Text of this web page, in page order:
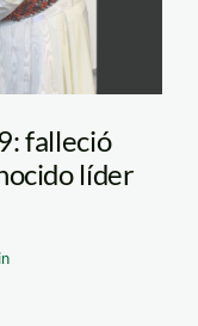
falleció
líder